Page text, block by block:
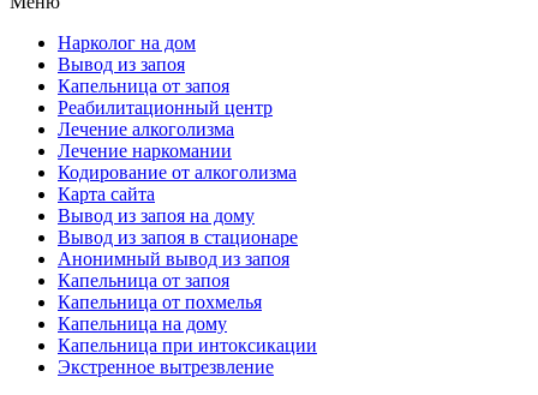
Нарколог на дом
Вывод из запоя
Капельница от запоя
Реабилитационный центр
Лечение алкоголизма
Лечение наркомании
Кодирование от алкоголизма
Карта сайта
Вывод из запоя на дому
Вывод из запоя в стационаре
Анонимный вывод из запоя
Капельница от запоя
Капельница от похмелья
Капельница на дому
Капельница при интоксикации
Экстренное вытрезвление